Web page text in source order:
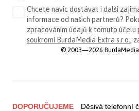
Chcete navíc dostávat i další
informace od našich partnerů?
zpracováním údajů k tomuto účelu
soukromí BurdaMedia Extra s.r.o. ,
© 2003—2026 BurdaMedia
DOPORUČUJEME Děsivá telefonní